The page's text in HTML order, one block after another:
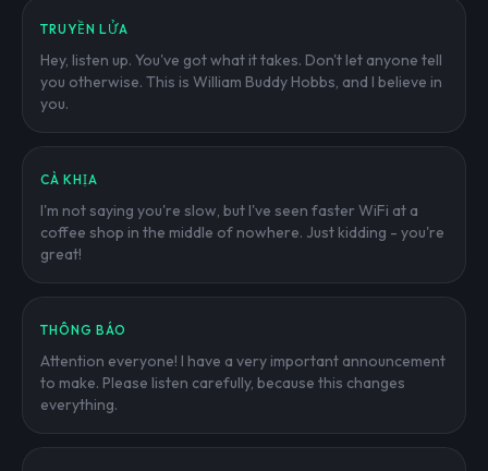
TRUYỀN LỬA
Hey, listen up. You've got what it takes. Don't let anyone tell
you otherwise. This is William Buddy Hobbs, and I believe in
you.
CÀ KHỊA
I'm not saying you're slow, but I've seen faster WiFi at a
coffee shop in the middle of nowhere. Just kidding - you're
great!
THÔNG BÁO
Attention everyone! I have a very important announcement
to make. Please listen carefully, because this changes
everything.